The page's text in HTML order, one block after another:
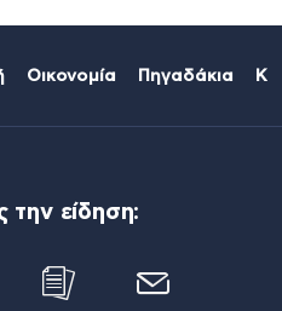
Οικονομία Πηγαδάκια
την είδηση: